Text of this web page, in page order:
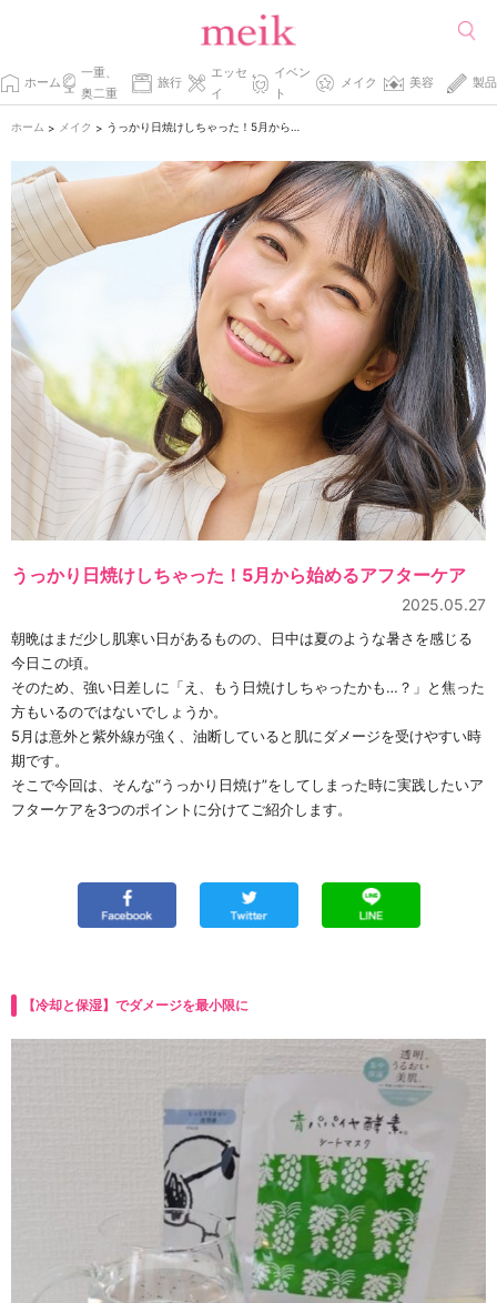
ホーム
一重、
奥二重
旅行
エッセ
イ
イベン
ト
メイク 美容 製品
ホーム > メイク > うっかり日焼けしちゃった！5月から始めるアフターケア
うっかり日焼けしちゃった！5月から始めるアフターケア
2025.05.27
朝晩はまだ少し肌寒い日があるものの、日中は夏のような暑さを感じる
今日この頃。
そのため、強い日差しに「え、もう日焼けしちゃったかも…？」と焦った
方もいるのではないでしょうか。
5月は意外と紫外線が強く、油断していると肌にダメージを受けやすい時
期です。
そこで今回は、そんな“うっかり日焼け”をしてしまった時に実践したいア
フターケアを3つのポイントに分けてご紹介します。
【冷却と保湿】でダメージを最小限に